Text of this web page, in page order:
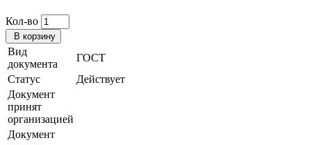
Кол-во
В корзину
Вид
документа
ГОСТ
Статус
Действует
Документ
принят
организацией
Документ